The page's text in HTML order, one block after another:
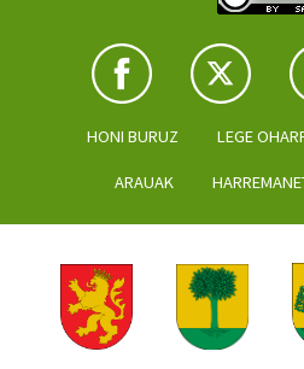
HONI BURUZ LEGE
ARAUAK